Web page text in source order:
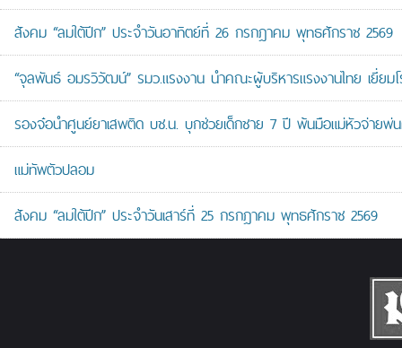
สังคม “ลมใต้ปีก” ประจำวันอาทิตย์ที่ 26 กรกฎาคม พุทธศักราช 2569
“จุลพันธ์ อมรวิวัฒน์” รมว.แรงงาน นำคณะผู้บริหารแรงงานไทย เยี่ยม
รองจ๋อนำศูนย์ยาเสพติด บช.น. บุกช่วยเด็กชาย 7 ปี พ้นมือแม่หัวจ่ายพ่น
แม่ทัพตัวปลอม
สังคม “ลมใต้ปีก” ประจำวันเสาร์ที่ 25 กรกฎาคม พุทธศักราช 2569